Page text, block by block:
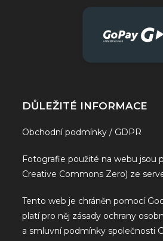
DŮLEŽITÉ INFORMACE
Obchodní podmínky / GDPR
Fotografie použité na webu jsou
Creative Commons Zero) ze
Tento web je chráněn pomocí
platí pro něj zásady ochrany
asmluvní podmínky společnosti